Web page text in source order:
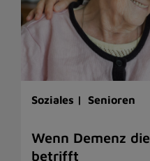
Soziales | Senioren
Wenn Demenz
betrifft